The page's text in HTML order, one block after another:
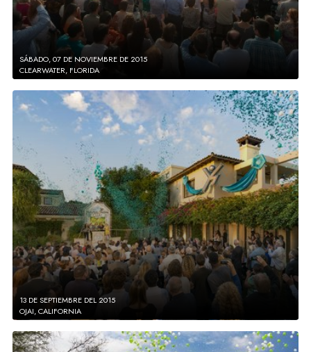
SÁBADO, 07 DE NOVIEMBRE DE 2015
CLEARWATER, FLORIDA
13 DE SEPTIEMBRE DEL 2015
OJAI, CALIFORNIA